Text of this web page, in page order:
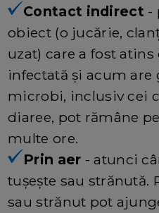
Contact indirect -
obiect (o jucărie,
uzat) care a fost atins
infectată și acum are
microbi, inclusiv cei
diaree, pot rămâne
multe ore.
Prin aer - atunci
tușește sau strănută.
sau strănut pot